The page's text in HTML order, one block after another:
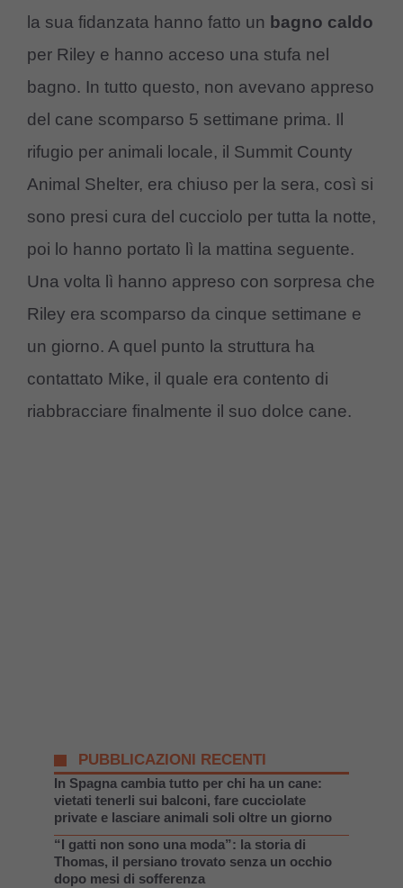
la sua fidanzata hanno fatto un bagno caldo
per Riley e hanno acceso una stufa nel
bagno. In tutto questo, non avevano appreso
del cane scomparso 5 settimane prima. Il
rifugio per animali locale, il Summit County
Animal Shelter, era chiuso per la sera, così si
sono presi cura del cucciolo per tutta la notte,
poi lo hanno portato lì la mattina seguente.
Una volta lì hanno appreso con sorpresa che
Riley era scomparso da cinque settimane e
un giorno. A quel punto la struttura ha
contattato Mike, il quale era contento di
riabbracciare finalmente il suo dolce cane.
PUBBLICAZIONI RECENTI
In Spagna cambia tutto per chi ha un cane:
vietati tenerli sui balconi, fare cucciolate
private e lasciare animali soli oltre un giorno
“I gatti non sono una moda”: la storia di
Thomas, il persiano trovato senza un occhio
dopo mesi di sofferenza